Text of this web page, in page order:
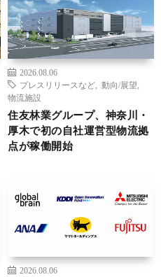
2026.08.06
プレスリリースなど
動向/展望
物流施設
住友林業グループ、神奈川・
厚木で初の自社運営型物流拠
点が稼働開始
2026.08.06